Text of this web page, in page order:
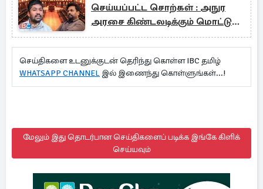
செய்யப்பட்ட சொற்கள் : அநுர
அரசை கிண்டலடிக்கும் மொட்டு
எம்.பி
செய்திகளை உடனுக்குடன் தெரிந்து கொள்ள IBC தமிழ்
WHATSAPP CHANNEL இல் இணைந்து கொள்ளுங்கள்...!
மேலும் இது தொடர்பான செய்திகளைப் படிக்க இங்கே கிளிக்
செய்யவும்